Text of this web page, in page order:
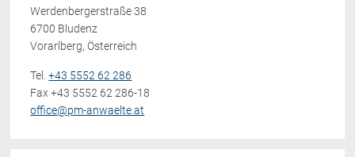
Werdenbergerstraße 38
6700 Bludenz
Vorarlberg, Österreich
Tel.+43 5552 62 286
Fax +43 5552 62 286-18
office@pm-anwaelte.at